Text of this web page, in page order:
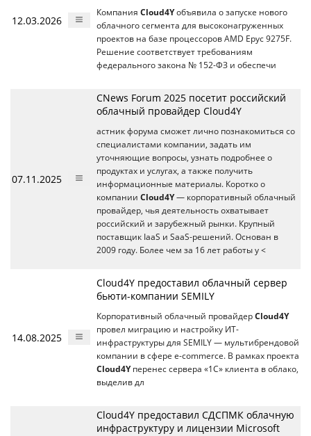
12.03.2026
Компания Cloud4Yобъявила о запуске нового
облачного сегмента для высоконагруженных
проектов на базе процессоров AMD Epyc 9275F.
Решение соответствует требованиям
федерального закона № 152-ФЗ и обеспечи
07.11.2025
CNews Forum 2025 посетит российский
облачный провайдер Cloud4Y
астник форума сможет лично познакомиться со
специалистами компании, задать им
уточняющие вопросы, узнать подробнее о
продуктах и услугах, а также получить
информационные материалы. Коротко о
компании Cloud4Y— корпоративный облачный
провайдер, чья деятельность охватывает
российский и зарубежный рынки. Крупный
поставщик IaaS и SaaS-решений. Основан в
2009 году. Более чем за 16 лет работы у <
14.08.2025
Cloud4Y предоставил облачный сервер
бьюти-компании SEMILY
Корпоративный облачный провайдер Cloud4Y
провел миграцию и настройку ИТ-
инфраструктуры для SEMILY — мультибрендовой
компании в сфере e-commerce. В рамках проекта
Cloud4Yперенес сервера «1С» клиента в облако,
выделив дл
Cloud4Y предоставил СДСПМК облачную
инфраструктуру и лицензии Microsoft